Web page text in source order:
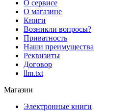
О сервисе
О магазине
Книги
Возникли вопросы?
Приватность
Наши преимущества
Реквизиты
Договор
llm.txt
Магазин
Электронные книги